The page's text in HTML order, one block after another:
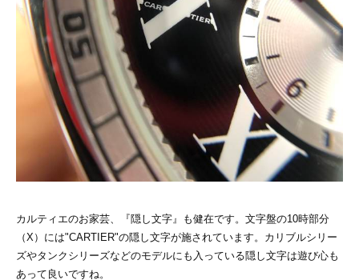
カルティエのお家芸、『隠し文字』も健在です。文字盤の10時部分
（X）には"CARTIER"の隠し文字が施されています。カリブルシリー
ズやタンクシリーズなどのモデルにも入っている隠し文字は遊び心も
あって良いですね。